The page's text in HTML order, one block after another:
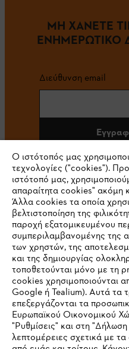
ΜΗ ΧΑΝΕΤΕ
ΕΝΗΜΕΡΩΤΙΚΟ
Διεύθυνση email
Εταιρεία
STIHL Συχνές
Ο ιστότοπός μας
τεχνολογίες ("cookies").
ιστότοπό μας,
απαραίτητα cookies" ακόμη
Άλλα cookies τα οποία
βελτιστοποίηση της
παροχή εξατομικευμένου
συμπεριλαμβανομένης της
των χρηστών, της
και της δημιουργίας
τοποθετούνται μόνο με τη
cookies χρησιμοποιούνται
Google ή Tealium). Αυτά τα
επεξεργάζονται τα
Ευρωπαϊκού Οικονομικού
"Ρυθμίσεις" και στη
λεπτομέρειες σχετικά με